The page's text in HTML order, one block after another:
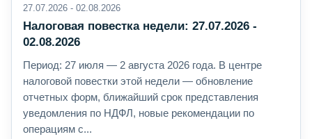
27.07.2026 - 02.08.2026
Налоговая повестка недели: 27.07.2026 -
02.08.2026
Период: 27 июля — 2 августа 2026 года. В центре
налоговой повестки этой недели — обновление
отчетных форм, ближайший срок представления
уведомления по НДФЛ, новые рекомендации по
операциям с...